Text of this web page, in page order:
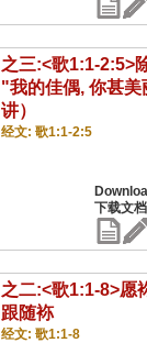
之三:<歌1:1-2:5>
"我的佳偶, 你甚
讲）
经文: 歌1:1-2:5
之二:<歌1:1-8>愿
跟随袮
经文: 歌1:1-8